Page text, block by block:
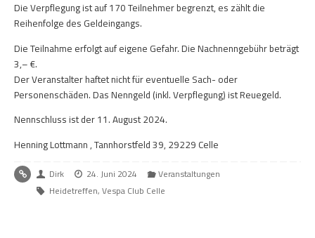
Die Verpflegung ist auf 170 Teilnehmer begrenzt, es zählt die
Reihenfolge des Geldeingangs.
Die Teilnahme erfolgt auf eigene Gefahr. Die Nachnenngebühr beträgt
3,– €.
Der Veranstalter haftet nicht für eventuelle Sach- oder
Personenschäden. Das Nenngeld (inkl. Verpflegung) ist Reuegeld.
Nennschluss ist der 11. August 2024.
Henning Lottmann , Tannhorstfeld 39, 29229 Celle
Dirk 24. Juni 2024
Veranstaltungen
Heidetreffen, Vespa Club Celle